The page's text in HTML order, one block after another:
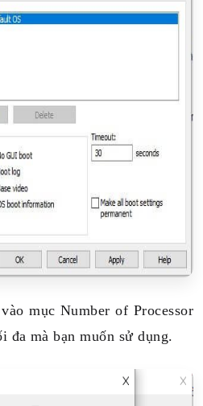
mục Number of Processor
đa mà bạn muốn sử dụng.